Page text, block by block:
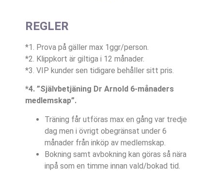
REGLER
*1. Prova på gäller max 1ggr/person.
*2. Klippkort är giltiga i 12 månader.
*3. VIP kunder sen tidigare behåller sitt pris.
*4. ”Självbetjäning Dr Arnold 6-månaders
medlemskap”.
Träning får utföras max en gång var tredje
dag men i övrigt obegränsat under 6
månader från inköp av medlemskap.
Bokning samt avbokning kan göras så nära
inpå som en timme innan vald/bokad tid.